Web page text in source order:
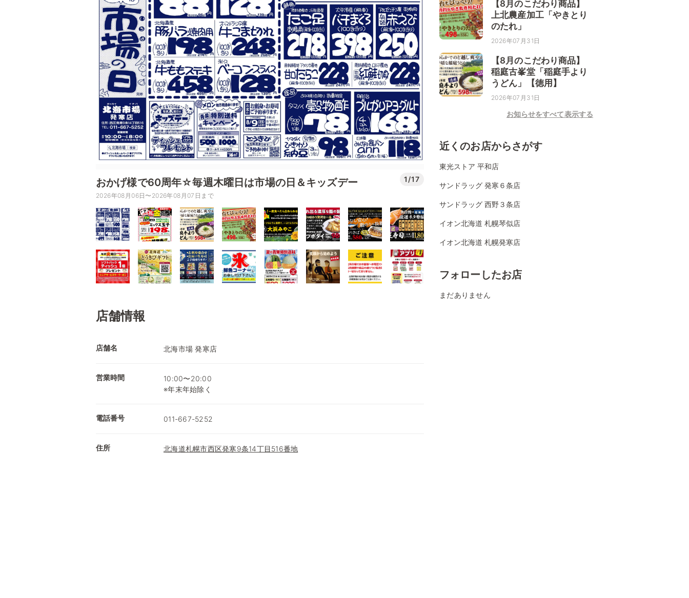
おかげ様で60周年☆毎週木曜日は市場の日＆キッズデー 1/17
2026年08月06日〜2026年08月07日まで
店舗情報
店舗名 北海市場 発寒店
営業時間
10:00〜20:00
※年末年始除く
電話番号 011-667-5252
住所 北海道札幌市西区発寒9条14丁目516番地
【8月のこだわり商品】
上北農産加工「やきとり
のたれ」
2026年07月31日
【8月のこだわり商品】
稲庭古峯堂「稲庭手より
うどん」【徳用】
2026年07月31日
お知らせをすべて表示する
近くのお店からさがす
東光ストア 平和店
サンドラッグ 発寒６条店
サンドラッグ 西野３条店
イオン北海道 札幌琴似店
イオン北海道 札幌発寒店
フォローしたお店
まだありません